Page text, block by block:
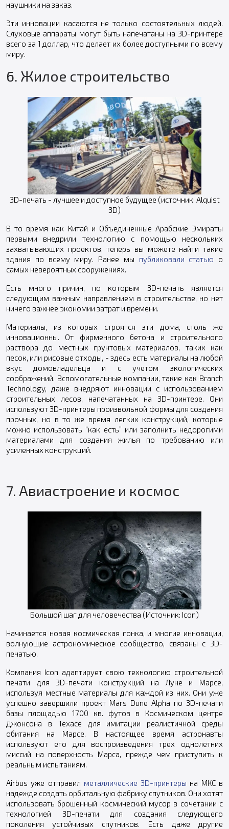
наушники на заказ.
Эти инновации касаются не только состоятельных людей.
Слуховые аппараты могут быть напечатаны на 3D-принтере
всего за 1 доллар, что делает их более доступными по всему
миру.
6. Жилое строительство
3D-печать - лучшее и доступное будущее (источник: Alquist
3D)
В то время как Китай и Объединенные Арабские Эмираты
первыми внедрили технологию с помощью нескольких
захватывающих проектов, теперь вы можете найти такие
здания по всему миру. Ранее мы публиковали статью о
самых невероятных сооружениях.
Есть много причин, по которым 3D-печать является
следующим важным направлением в строительстве, но нет
ничего важнее экономии затрат и времени.
Материалы, из которых строятся эти дома, столь же
инновационны. От фирменного бетона и строительного
раствора до местных грунтовых материалов, таких как
песок, или рисовые отходы, - здесь есть материалы на любой
вкус домовладельца и с учетом экологических
соображений. Вспомогательные компании, такие как Branch
Technology, даже внедряют инновации с использованием
строительных лесов, напечатанных на 3D-принтере. Они
используют 3D-принтеры произвольной формы для создания
прочных, но в то же время легких конструкций, которые
можно использовать “как есть” или заполнить недорогими
материалами для создания жилья по требованию или
усиленных конструкций.
7. Авиастроение и космос
Большой шаг для человечества (Источник: Icon)
Начинается новая космическая гонка, и многие инновации,
волнующие астрономическое сообщество, связаны с 3D-
печатью.
Компания Icon адаптирует свою технологию строительной
печати для 3D-печати конструкций на Луне и Марсе,
используя местные материалы для каждой из них. Они уже
успешно завершили проект Mars Dune Alpha по 3D-печати
базы площадью 1700 кв. футов в Космическом центре
Джонсона в Техасе для имитации реалистичной среды
обитания на Марсе. В настоящее время астронавты
используют его для воспроизведения трех однолетних
миссий на поверхность Марса, прежде чем приступить к
реальным испытаниям.
Airbus уже отправил металлические 3D-принтеры на МКС в
надежде создать орбитальную фабрику спутников. Они хотят
использовать брошенный космический мусор в сочетании с
технологией 3D-печати для создания следующего
поколения устойчивых спутников. Есть даже другие